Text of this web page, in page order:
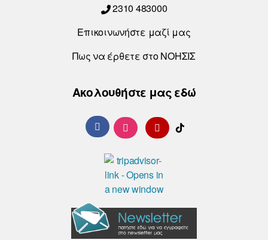
2310 483000
Επικοινωνήστε μαζί μας
Πως να έρθετε στο ΝΟΗΣΙΣ
Ακολουθήστε μας εδώ